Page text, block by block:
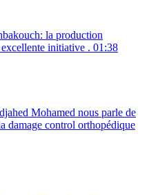
la production
initiative . 01:38
Mohamed nous parle de
damage control orthopédique